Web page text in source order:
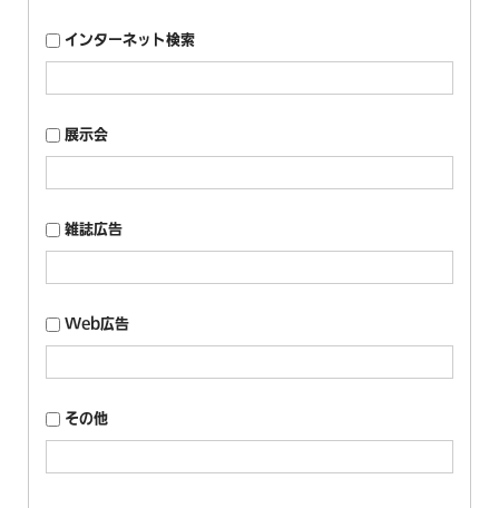
インターネット検索
展示会
雑誌広告
Web広告
その他